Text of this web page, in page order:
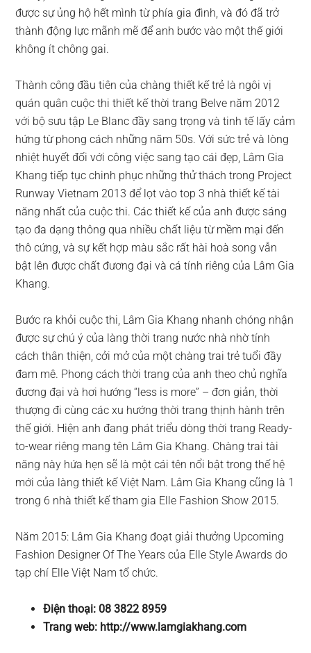
được sự ủng hộ hết mình từ phía gia đình, và đó đã trở
thành động lực mãnh mẽ để anh bước vào một thế giới
không ít chông gai.
Thành công đầu tiên của chàng thiết kế trẻ là ngôi vị
quán quân cuộc thi thiết kế thời trang Belve năm 2012
với bộ sưu tập Le Blanc đầy sang trọng và tinh tế lấy cảm
hứng từ phong cách những năm 50s. Với sức trẻ và lòng
nhiệt huyết đối với công việc sang tạo cái đẹp, Lâm Gia
Khang tiếp tục chinh phục những thử thách trong Project
Runway Vietnam 2013 để lọt vào top 3 nhà thiết kế tài
năng nhất của cuộc thi. Các thiết kế của anh được sáng
tạo đa dạng thông qua nhiều chất liệu từ mềm mại đến
thô cứng, và sự kết hợp màu sắc rất hài hoà song vẫn
bật lên được chất đương đại và cá tính riêng của Lâm Gia
Khang.
Bước ra khỏi cuộc thi, Lâm Gia Khang nhanh chóng nhận
được sự chú ý của làng thời trang nước nhà nhờ tính
cách thân thiện, cởi mở của một chàng trai trẻ tuổi đầy
đam mê. Phong cách thời trang của anh theo chủ nghĩa
đương đại và hơi hướng “less is more” – đơn giản, thời
thượng đi cùng các xu hướng thời trang thịnh hành trên
thế giới. Hiện anh đang phát triểu dòng thời trang Ready-
to-wear riêng mang tên Lâm Gia Khang. Chàng trai tài
năng này hứa hẹn sẽ là một cái tên nổi bật trong thế hệ
mới của làng thiết kế Việt Nam. Lâm Gia Khang cũng là 1
trong 6 nhà thiết kế tham gia Elle Fashion Show 2015.
Năm 2015: Lâm Gia Khang đoạt giải thưởng Upcoming
Fashion Designer Of The Years của Elle Style Awards do
tạp chí Elle Việt Nam tổ chức.
Điện thoại: 08 3822 8959
Trang web: http://www.lamgiakhang.com